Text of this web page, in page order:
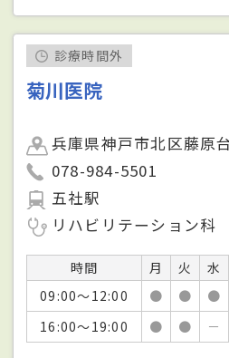
診療時間外
菊川医院
兵庫県神戸市北区藤原
078-984-5501
五社駅
リハビリテーション科
時間 月 火 水
09:00～12:00
● ● ●
16:00～19:00
● ● －